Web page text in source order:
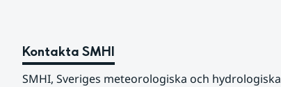
Kontakta SMHI
SMHI, Sveriges meteorologiska och hydrologiska